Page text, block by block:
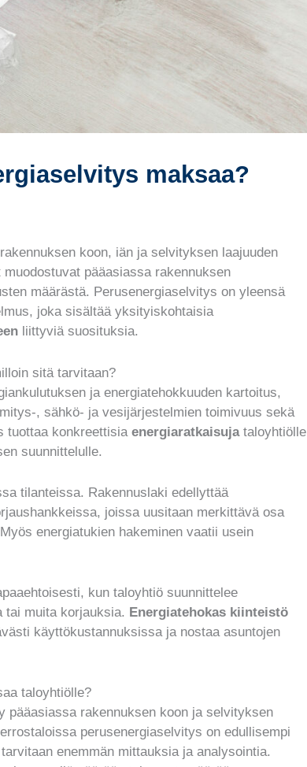
maksaa?
koon, iän ja selvityksen laajuuden
pääasiassa rakennuksen
määrästä. Perusenergiaselvitys on yleensä
joka sisältää yksityiskohtaisia
liittyviä suosituksia.
sitä tarvitaan?
ja energiatehokkuuden kartoitus,
, sähkö- ja vesijärjestelmien toimivuus sekä
tuottaa konkreettisia energiaratkaisujataloyhtiölle
suunnittelulle.
tilanteissa. Rakennuslaki edellyttää
joissa uusitaan merkittävä osa
energiatukien hakeminen vaatii usein
kun taloyhtiö suunnittelee
tai muita korjauksia. Energiatehokas kiinteistö
käyttökustannuksissa ja nostaa asuntojen
taloyhtiölle?
pääasiassa rakennuksen koon ja selvityksen
perusenergiaselvitys on edullisempi
enemmän mittauksia ja analysointia.